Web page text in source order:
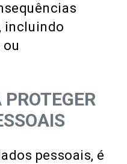
incluindo
pessoais, é